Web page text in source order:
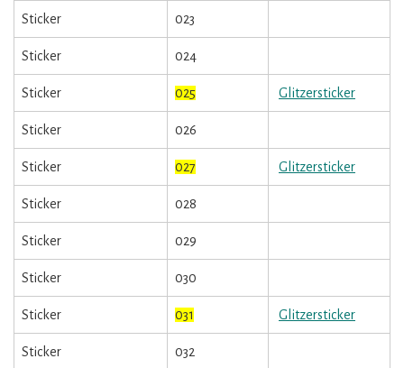
Sticker 023
Sticker 024
Sticker 025 Glitzersticker
Sticker 026
Sticker 027 Glitzersticker
Sticker 028
Sticker 029
Sticker 030
Sticker 031 Glitzersticker
Sticker 032